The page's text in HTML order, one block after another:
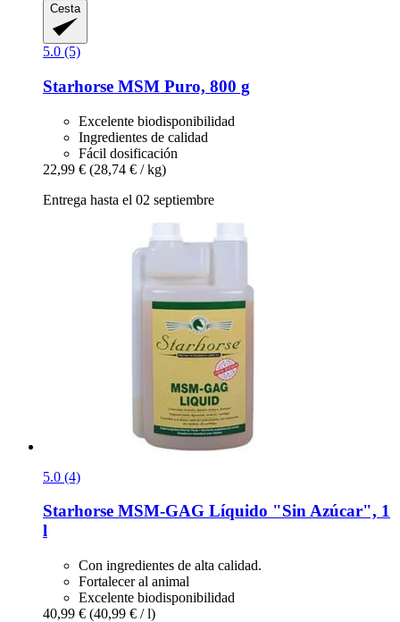
Cesta
5.0 (5)
Starhorse MSM Puro, 800 g
Excelente biodisponibilidad
Ingredientes de calidad
Fácil dosificación
22,99 € (28,74 € / kg)
Entrega hasta el 02 septiembre
5.0 (4)
Starhorse MSM-​GAG Líquido "Sin Azúcar", 1
l
Con ingredientes de alta calidad.
Fortalecer al animal
Excelente biodisponibilidad
40,99 € (40,99 € / l)